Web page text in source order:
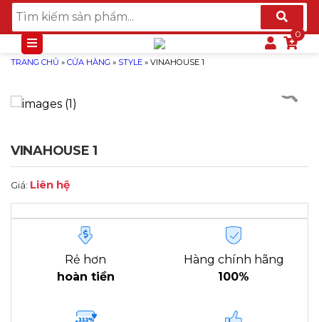
TRANG CHỦ » CỬA HÀNG » STYLE » VINAHOUSE 1
VINAHOUSE 1
Giá: Liên hệ
Rẻ hơn
hoàn tiền
Hàng chính hãng
100%